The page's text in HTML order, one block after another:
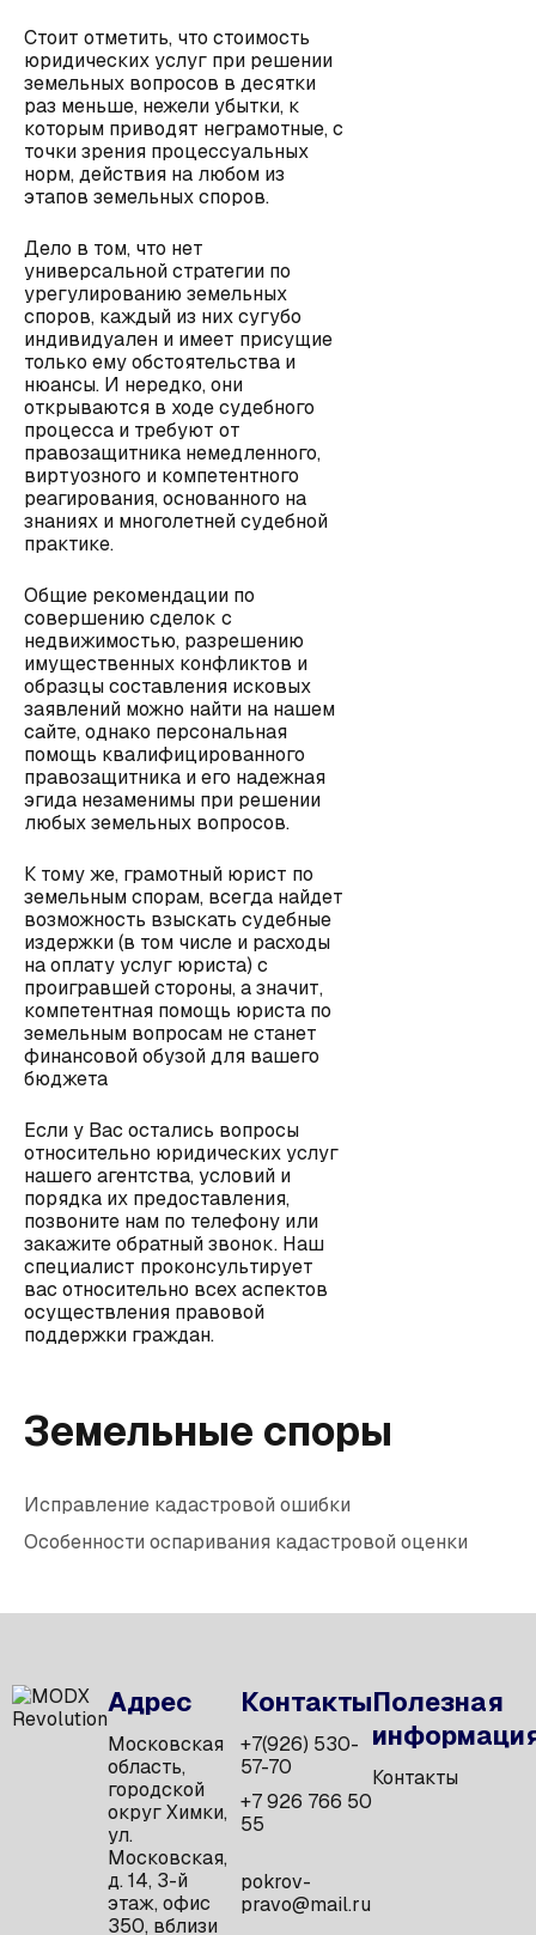
Стоит отметить, что стоимость
юридических услуг при решении
земельных вопросов в десятки
раз меньше, нежели убытки, к
которым приводят неграмотные, с
точки зрения процессуальных
норм, действия на любом из
этапов земельных споров.
Дело в том, что нет
универсальной стратегии по
урегулированию земельных
споров, каждый из них сугубо
индивидуален и имеет присущие
только ему обстоятельства и
нюансы. И нередко, они
открываются в ходе судебного
процесса и требуют от
правозащитника немедленного,
виртуозного и компетентного
реагирования, основанного на
знаниях и многолетней судебной
практике.
Общие рекомендации по
совершению сделок с
недвижимостью, разрешению
имущественных конфликтов и
образцы составления исковых
заявлений можно найти на нашем
сайте, однако персональная
помощь квалифицированного
правозащитника и его надежная
эгида незаменимы при решении
любых земельных вопросов.
К тому же, грамотный юрист по
земельным спорам, всегда найдет
возможность взыскать судебные
издержки (в том числе и расходы
на оплату услуг юриста) с
проигравшей стороны, а значит,
компетентная помощь юриста по
земельным вопросам не станет
финансовой обузой для вашего
бюджета
Если у Вас остались вопросы
относительно юридических услуг
нашего агентства, условий и
порядка их предоставления,
позвоните нам по телефону или
закажите обратный звонок. Наш
специалист проконсультирует
вас относительно всех аспектов
осуществления правовой
поддержки граждан.
Земельные споры
Исправление кадастровой ошибки
Особенности оспаривания кадастровой оценки
Адрес
Московская
область,
городской
округ Химки,
ул.
Московская,
д. 14, 3-й
этаж, офис
350, вблизи
Контакты
+7(926) 530-
57-70
+7 926 766 50
55
pokrov-
pravo@mail.ru
Полезная
Контакты